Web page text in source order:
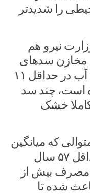
را شدیدتر
نیرو هم
از حجم مخازن سدهای
کشور پُرشدگی دارند و سطح آب در حداقل ۱۱
است، چند سد
خشک
که میانگین
بارش‌های جوی ایران را به حداقل ۵۷ سال
مصرف بیش از
شده تا